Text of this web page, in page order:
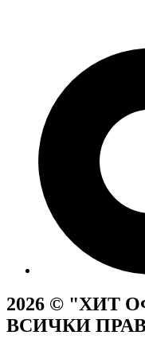
2026 © "ХИТ
ВСИЧКИ